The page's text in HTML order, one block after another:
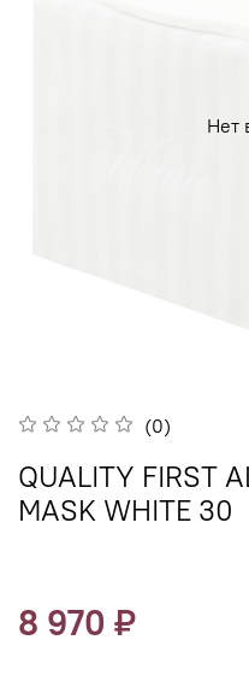
Нет
(0)
QUALITY FIRST
MASK WHITE 30
8 970 ₽